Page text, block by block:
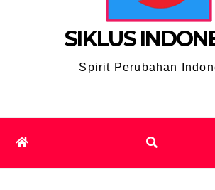
SIKLUS
Spirit Perubahan